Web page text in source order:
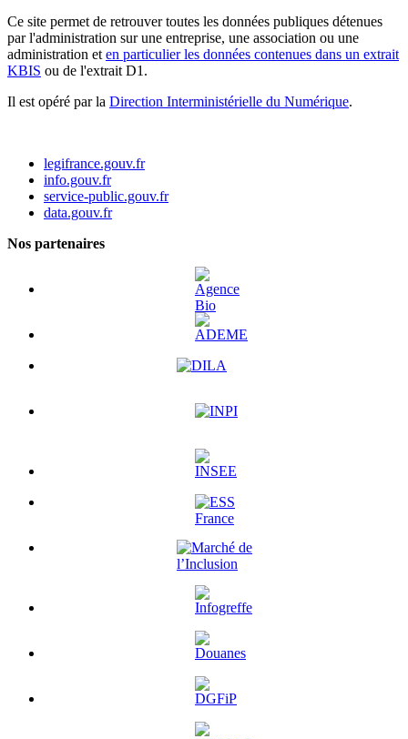
Ce site permet de retrouver toutes les données publiques détenues
par l'administration sur une entreprise, une association ou une
administration et en particulier les données contenues dans un extrait
KBIS ou de l'extrait D1.
Il est opéré par la Direction Interministérielle du Numérique.
legifrance.gouv.fr
info.gouv.fr
service-public.gouv.fr
data.gouv.fr
Nos partenaires